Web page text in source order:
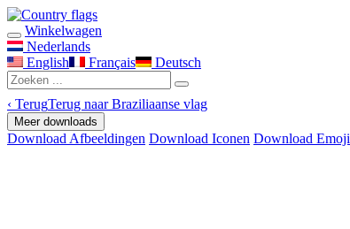
Winkelwagen
Nederlands
English
Français Deutsch
‹ TerugTerug naar Braziliaanse vlag
Meer downloads
Download Afbeeldingen Download Iconen Download Emoji